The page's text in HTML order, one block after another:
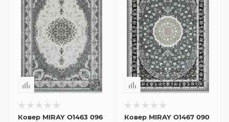
Ковер MIRAY O1463 096
Ковер MIRAY O1467 090